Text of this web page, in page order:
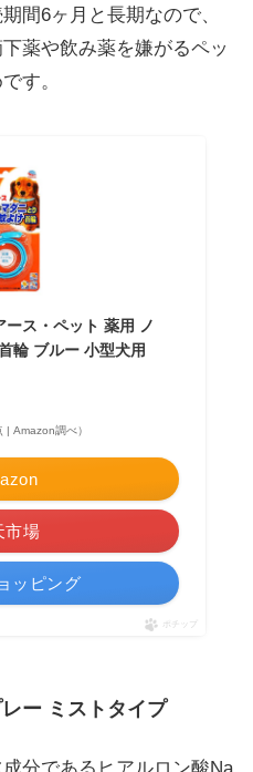
間6ヶ月と長期なので、
薬や飲み薬を嫌がるペッ
です。
ース・ペット 薬用 ノ
輪 ブルー 小型犬用
| Amazon調べ）
市場
ッピング
ポチップ
ー ミストタイプ